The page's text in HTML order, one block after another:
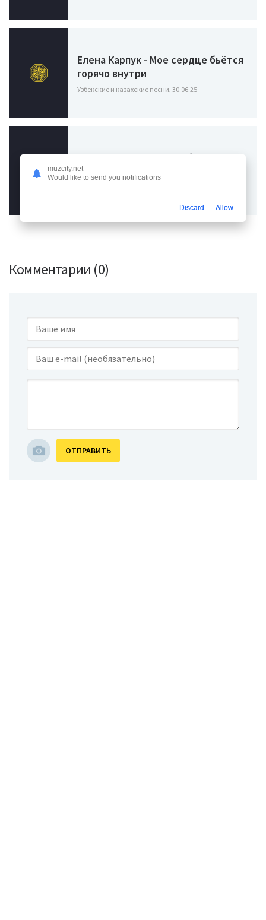
Елена Карпук - Мое сердце бьётся
горячо внутри
Узбекские и казахские песни, 30.06.25
Mary Gu - Я оставлю тебя там же
где когда то встретила
Комментарии (0)
ОТПРАВИТЬ
muzcity.net
Would like to send you notifications
Discard Allow